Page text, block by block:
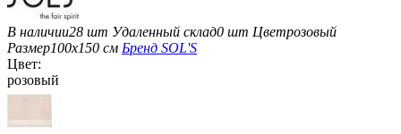
В наличии28 шт Удаленный склад0 шт Цветрозовый
Размер100x150 см Бренд SOL'S
Цвет:
розовый